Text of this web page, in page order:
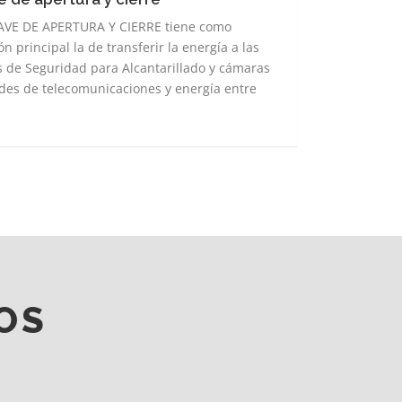
DE APERTURA Y CIERRE tiene como
principal la de transferir la energía a las
de Seguridad para Alcantarillado y cámaras
de telecomunicaciones y energía entre